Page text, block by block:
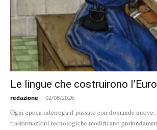
Le lingue che costruirono
redazione - 02/08/2026
Ogni epoca interroga il passato con domande
trasformazioni tecnologiche modificano